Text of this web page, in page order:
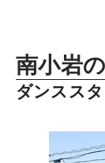
南小岩
ダンスス